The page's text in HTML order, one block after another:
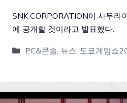
SNK CORPORATION이 사무라
에 공개할 것이라고 발표했다.
PC&콘솔 뉴스 도쿄게임쇼